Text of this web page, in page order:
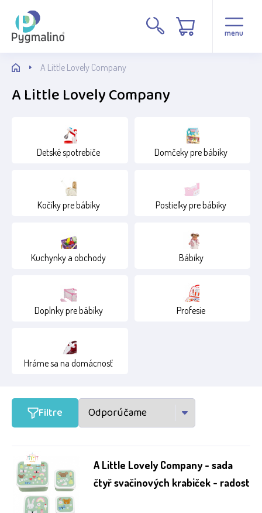
menu
Cena
Běžné zboží
Poškozený obal
1+
A Little Lovely Company
A Little Lovely Company
Detské spotrebiče Domčeky pre bábiky
Kočíky pre bábiky Postieľky pre bábiky
Kuchynky a obchody Bábiky
Doplnky pre bábiky Profesie
Hráme sa na domácnosť
Filtre
A Little Lovely Company - sada
čtyř svačinových krabiček - radost